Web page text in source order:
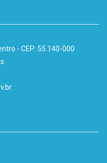
- CEP: 55.140-000